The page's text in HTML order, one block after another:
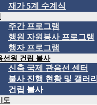
재가 5계 수계식
주간 프로그램
행원 자원봉사 프로그램
행자 프로그램
선원 건립 불사
신축 국제 관음선 센터
불사 진행 현황 및 갤러리
건립 불사
도